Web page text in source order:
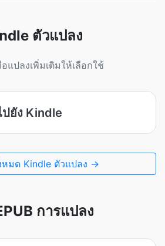
ตัวแปลง
แปลงเพิ่มเติมให้เลือกใช้
ปยัง Kindle
หมด Kindle ตัวแปลง →
การแปลง